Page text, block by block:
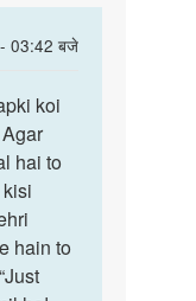
03:42 बजे
koi
hai to
hain to